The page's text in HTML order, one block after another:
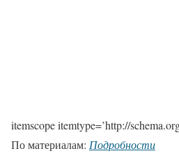
itemscope itemtype=’http://
По материалам: Подробности